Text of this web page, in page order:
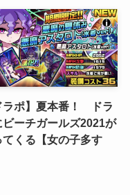
ラポ】夏本番！ ドラ
ビーチガールズ2021が
てくる【女の子多す